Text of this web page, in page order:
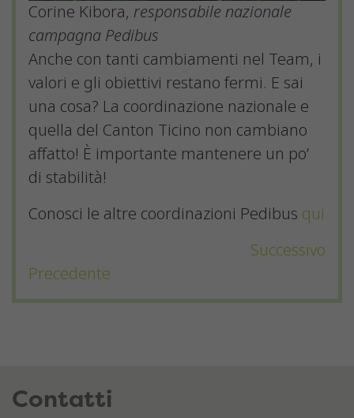
Corine Kibora, responsabile nazionale
campagna Pedibus
Anche con tanti cambiamenti nel Team, i
valori e gli obiettivi restano fermi. E sai
una cosa? La coordinazione nazionale e
quella del Canton Ticino non cambiano
affatto! È importante mantenere un po’
di stabilità!
Conosci le altre coordinazioni Pedibus qui
Successivo
Precedente
Contatti